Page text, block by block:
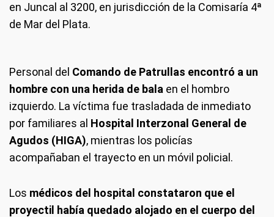
en Juncal al 3200, en jurisdicción de la Comisaría 4ª
de Mar del Plata.
Personal del Comando de Patrullas encontró a un
hombre con una herida de bala en el hombro
izquierdo. La víctima fue trasladada de inmediato
por familiares al Hospital Interzonal General de
Agudos (HIGA), mientras los policías
acompañaban el trayecto en un móvil policial.
Los médicos del hospital constataron que el
proyectil había quedado alojado en el cuerpo del